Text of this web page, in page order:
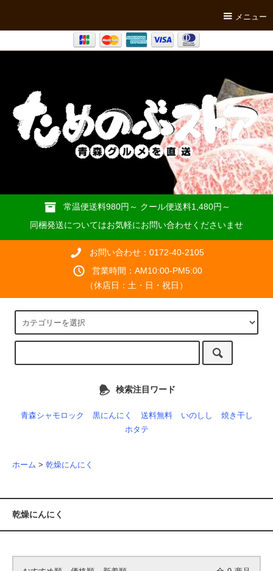
メニュー
常温便送料980円～ クール便送料1,480円～
同梱発送についてはお気軽にお問い合わせくださいませ
お問い合わせ：0172-40-2105
営業時間：AM10:00-PM5:00
（休店日：土・日・祝日）
検索注目ワード
青森シャモロック 黒にんにく 送料無料 いのしし
焼き干し
ホタテ
ホーム > 乾燥にんにく
乾燥にんにく